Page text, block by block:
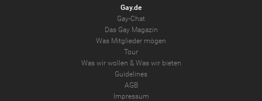
Gay.de
Gay-Chat
Das Gay Magazin
Was Mitglieder mögen
Tour
Was wir wollen & Was wir bieten
Guidelines
AGB
Impressum